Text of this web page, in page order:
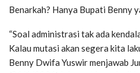
Benarkah? Hanya Bupati Benny
“Soal administrasi tak ada
Kalau mutasi akan segera kita
Benny Dwifa Yuswir menjawab